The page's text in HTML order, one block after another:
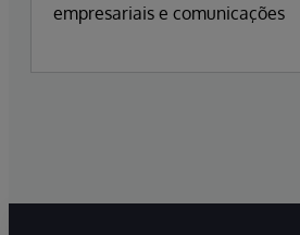
empresariais e comunicações